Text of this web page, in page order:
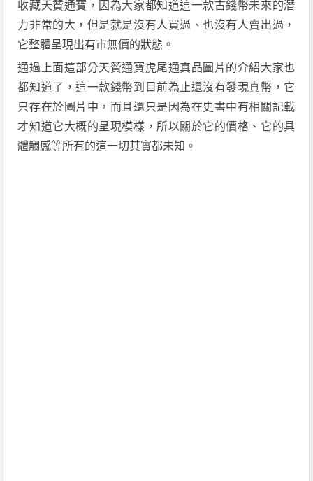
收藏天贊通寶，因為大家都知道這一款古錢幣未來的潛
力非常的大，但是就是沒有人買過、也沒有人賣出過 ，
它整體呈現出有市無價的狀態。
通過上面這部分天贊通寶虎尾通真品 圖片的介紹大家也
都知道了，這一款錢幣到 目前為止還沒有發現真幣， 它
只存在於圖片中，而且還 只是因為在史書中有相關記載
才知道它大概的呈現模樣，所以關於它的價格、 它的具
體觸感等所有的這一切其實都未知。